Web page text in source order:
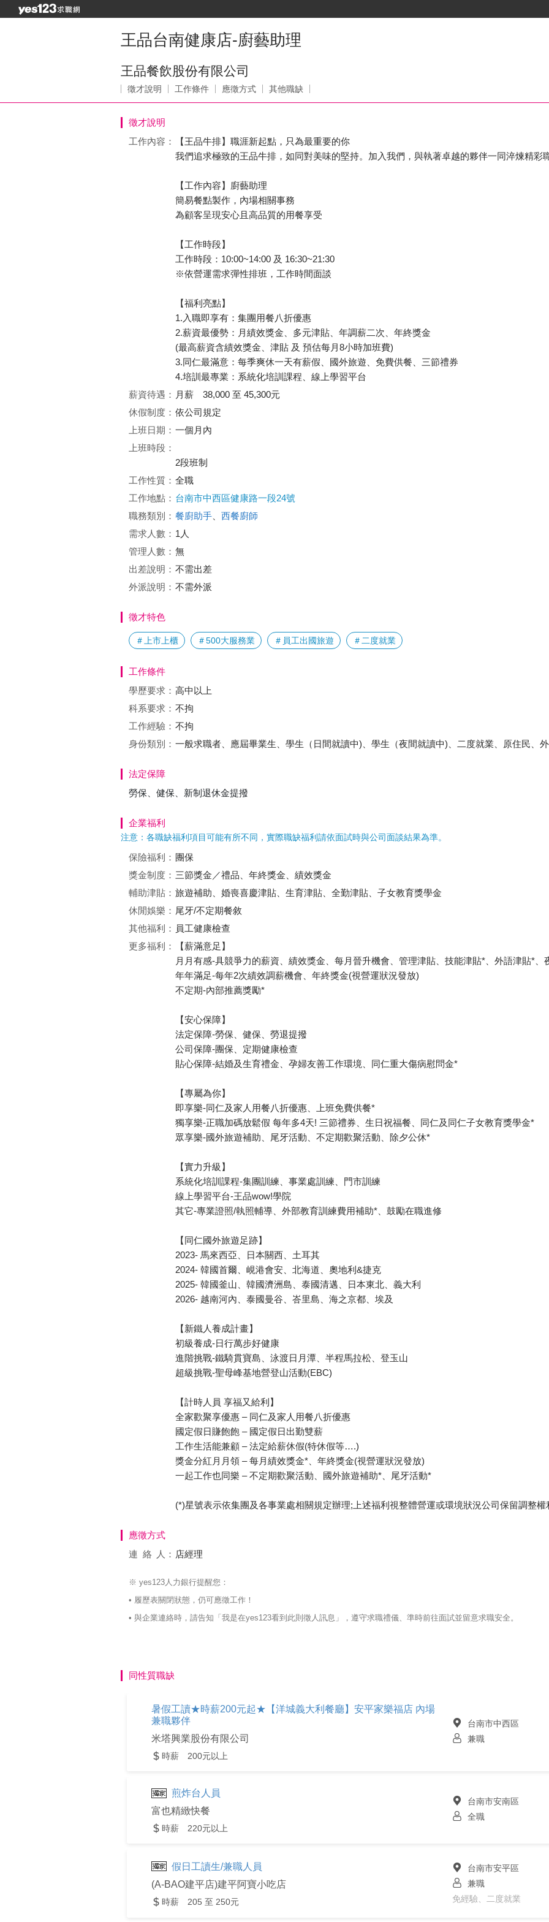
王品台南健康店-廚藝助理
王品餐飲股份有限公司
徵才說明 工作條件 應徵方式 其他職缺
徵才說明
工作內容：
【王品牛排】職涯新起點，只為最重要的你
我們追求極致的王品牛排，如同對美味的堅持。加入我們，與執著卓越的夥伴一同淬煉精彩
【工作內容】廚藝助理
簡易餐點製作，內場相關事務
為顧客呈現安心且高品質的用餐享受
【工作時段】
工作時段：10:00~14:00 及 16:30~21:30
※依營運需求彈性排班，工作時間面談
【福利亮點】
1.入職即享有：集團用餐八折優惠
2.薪資最優勢：月績效獎金、多元津貼、年調薪二次、年終獎金
(最高薪資含績效獎金、津貼 及 預估每月8小時加班費)
3.同仁最滿意：每季爽休一天有薪假、國外旅遊、免費供餐、三節禮券
4.培訓最專業：系統化培訓課程、線上學習平台
薪資待遇： 月薪 38,000 至 45,300元
休假制度： 依公司規定
上班日期： 一個月內
上班時段：
2段班制
工作性質： 全職
工作地點： 台南市中西區健康路一段24號
職務類別： 餐廚助手
西餐廚師
需求人數： 1人
管理人數： 無
出差說明： 不需出差
外派說明： 不需外派
徵才特色
＃上市上櫃 ＃500大服務業 ＃員工出國旅遊 ＃二度就業
工作條件
學歷要求： 高中以上
科系要求： 不拘
工作經驗： 不拘
身份類別： 一般求職者、應屆畢業生、學生（日間就讀中)、學生（夜間就讀中)、二度就業、原住民、
法定保障
勞保、健保、新制退休金提撥
企業福利
注意：各職缺福利項目可能有所不同，實際職缺福利請依面試時與公司面談結果為準。
保險福利： 團保
獎金制度： 三節獎金／禮品、年終獎金、績效獎金
輔助津貼： 旅遊補助、婚喪喜慶津貼、生育津貼、全勤津貼、子女教育獎學金
休閒娛樂： 尾牙/不定期餐敘
其他福利： 員工健康檢查
更多福利：
【薪滿意足】
月月有感-具競爭力的薪資、績效獎金、每月晉升機會、管理津貼、技能津貼*、外語津貼*、
年年滿足-每年2次績效調薪機會、年終獎金(視營運狀況發放)
不定期-內部推薦獎勵*
【安心保障】
法定保障-勞保、健保、勞退提撥
公司保障-團保、定期健康檢查
貼心保障-結婚及生育禮金、孕婦友善工作環境、同仁重大傷病慰問金*
【專屬為你】
即享樂-同仁及家人用餐八折優惠、上班免費供餐*
獨享樂-正職加碼放鬆假 每年多4天! 三節禮券、生日祝福餐、同仁及同仁子女教育獎學金*
眾享樂-國外旅遊補助、尾牙活動、不定期歡聚活動、除夕公休*
【實力升級】
系統化培訓課程-集團訓練、事業處訓練、門市訓練
線上學習平台-王品wow!學院
其它-專業證照/執照輔導、外部教育訓練費用補助*、鼓勵在職進修
【同仁國外旅遊足跡】
2023- 馬來西亞、日本關西、土耳其
2024- 韓國首爾、峴港會安、北海道、奧地利&捷克
2025- 韓國釜山、韓國濟洲島、泰國清邁、日本東北、義大利
2026- 越南河內、泰國曼谷、峇里島、海之京都、埃及
【新鐵人養成計畫】
初級養成-日行萬步好健康
進階挑戰-鐵騎貫寶島、泳渡日月潭、半程馬拉松、登玉山
超級挑戰-聖母峰基地營登山活動(EBC)
【計時人員 享福又給利】
全家歡聚享優惠 – 同仁及家人用餐八折優惠
國定假日賺飽飽 – 國定假日出勤雙薪
工作生活能兼顧 – 法定給薪休假(特休假等….)
獎金分紅月月領 – 每月績效獎金*、年終獎金(視營運狀況發放)
一起工作也同樂 – 不定期歡聚活動、國外旅遊補助*、尾牙活動*
(*)星號表示依集團及各事業處相關規定辦理;上述福利視整體營運或環境狀況公司保留調整權
應徵方式
連絡
人： 店經理
※ yes123人力銀行提醒您：
• 履歷表關閉狀態，仍可應徵工作！
• 與企業連絡時，請告知「我是在yes123看到此則徵人訊息」，遵守求職禮儀、準時前往面試並留意求職安全。
同性質職缺
暑假工讀★時薪200元起★【洋城義大利餐廳】安平家樂福店 內場
兼職夥伴
米塔興業股份有限公司
時薪 200元以上
台南市中西區
兼職
煎炸台人員
富也精緻快餐
時薪 220元以上
台南市安南區
全職
假日工讀生/兼職人員
(A-BAO建平店)建平阿寶小吃店
時薪 205 至 250元
台南市安平區
兼職
免經驗、二度就業